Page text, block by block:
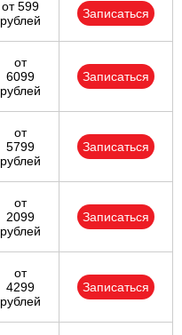
от 599
рублей
Записаться
от
6099
рублей
Записаться
от
5799
рублей
Записаться
от
2099
рублей
Записаться
от
4299
рублей
Записаться